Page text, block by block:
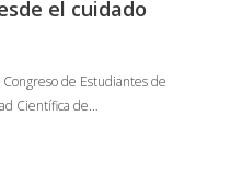
el cuidado
de Estudiantes de
Científica de…